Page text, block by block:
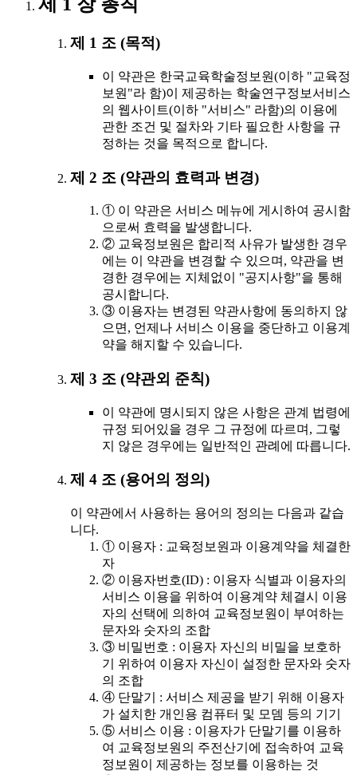
제 1 장 총칙
제 1 조 (목적)
이 약관은 한국교육학술정보원(이하 "교육정
보원"라 함)이 제공하는 학술연구정보서비스
의 웹사이트(이하 "서비스" 라함)의 이용에
관한 조건 및 절차와 기타 필요한 사항을 규
정하는 것을 목적으로 합니다.
제 2 조 (약관의 효력과 변경)
① 이 약관은 서비스 메뉴에 게시하여 공시함
으로써 효력을 발생합니다.
② 교육정보원은 합리적 사유가 발생한 경우
에는 이 약관을 변경할 수 있으며, 약관을 변
경한 경우에는 지체없이 "공지사항"을 통해
공시합니다.
③ 이용자는 변경된 약관사항에 동의하지 않
으면, 언제나 서비스 이용을 중단하고 이용계
약을 해지할 수 있습니다.
제 3 조 (약관외 준칙)
이 약관에 명시되지 않은 사항은 관계 법령에
규정 되어있을 경우 그 규정에 따르며, 그렇
지 않은 경우에는 일반적인 관례에 따릅니다.
제 4 조 (용어의 정의)
이 약관에서 사용하는 용어의 정의는 다음과 같습
니다.
① 이용자 : 교육정보원과 이용계약을 체결한
자
② 이용자번호(ID) : 이용자 식별과 이용자의
서비스 이용을 위하여 이용계약 체결시 이용
자의 선택에 의하여 교육정보원이 부여하는
문자와 숫자의 조합
③ 비밀번호 : 이용자 자신의 비밀을 보호하
기 위하여 이용자 자신이 설정한 문자와 숫자
의 조합
④ 단말기 : 서비스 제공을 받기 위해 이용자
가 설치한 개인용 컴퓨터 및 모뎀 등의 기기
⑤ 서비스 이용 : 이용자가 단말기를 이용하
여 교육정보원의 주전산기에 접속하여 교육
정보원이 제공하는 정보를 이용하는 것